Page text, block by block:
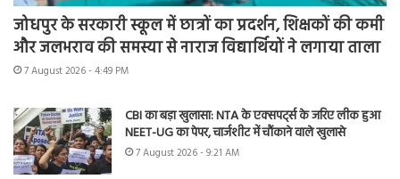
जोधपुर के सरकारी स्कूल में छात्रों का प्रदर्शन, शिक्षकों की कमी
और जलभराव की समस्या से नाराज विद्यार्थियों ने लगाया ताला
7 August 2026 - 4:49 PM
CBI का बड़ा खुलासा: NTA के एक्सपर्ट्स के जरिए लीक हुआ
NEET-UG का पेपर, चार्जशीट में चौंकाने वाले खुलासे
7 August 2026 - 9:21 AM